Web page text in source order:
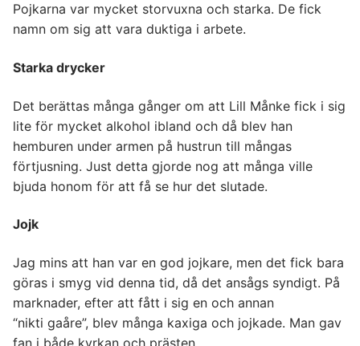
Pojkarna var mycket storvuxna och starka. De fick
namn om sig att vara duktiga i arbete.
Starka drycker
Det berättas många gånger om att Lill Månke fick i sig
lite för mycket alkohol ibland och då blev han
hemburen under armen på hustrun till mångas
förtjusning. Just detta gjorde nog att många ville
bjuda honom för att få se hur det slutade.
Jojk
Jag mins att han var en god jojkare, men det fick bara
göras i smyg vid denna tid, då det ansågs syndigt. På
marknader, efter att fått i sig en och annan
“nikti gaåre”, blev många kaxiga och jojkade. Man gav